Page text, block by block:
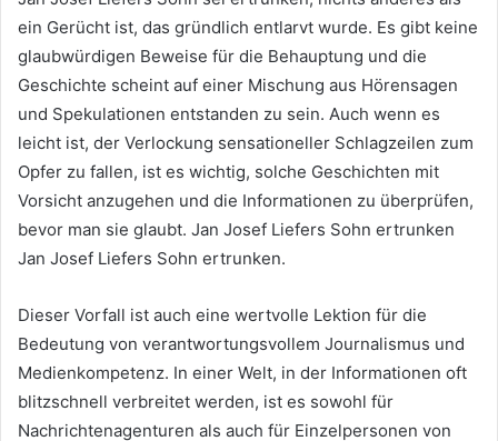
ein Gerücht ist, das gründlich entlarvt wurde. Es gibt keine
glaubwürdigen Beweise für die Behauptung und die
Geschichte scheint auf einer Mischung aus Hörensagen
und Spekulationen entstanden zu sein. Auch wenn es
leicht ist, der Verlockung sensationeller Schlagzeilen zum
Opfer zu fallen, ist es wichtig, solche Geschichten mit
Vorsicht anzugehen und die Informationen zu überprüfen,
bevor man sie glaubt. Jan Josef Liefers Sohn ertrunken
Jan Josef Liefers Sohn ertrunken.
Dieser Vorfall ist auch eine wertvolle Lektion für die
Bedeutung von verantwortungsvollem Journalismus und
Medienkompetenz. In einer Welt, in der Informationen oft
blitzschnell verbreitet werden, ist es sowohl für
Nachrichtenagenturen als auch für Einzelpersonen von